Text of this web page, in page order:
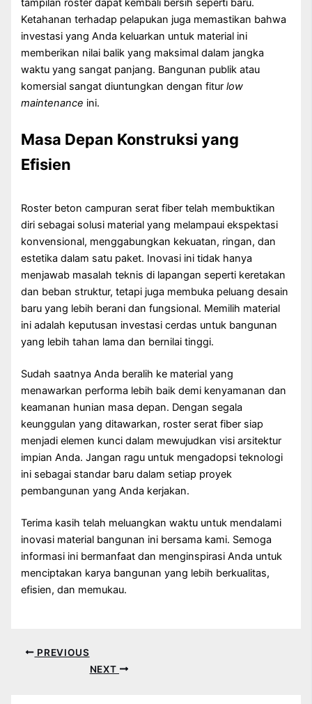
tampilan roster dapat kembali bersih seperti baru.
Ketahanan terhadap pelapukan juga memastikan bahwa
investasi yang Anda keluarkan untuk material ini
memberikan nilai balik yang maksimal dalam jangka
waktu yang sangat panjang. Bangunan publik atau
komersial sangat diuntungkan dengan fiturlow
maintenance ini.
Masa Depan Konstruksi yang
Efisien
Roster beton campuran serat fiber telah membuktikan
diri sebagai solusi material yang melampaui ekspektasi
konvensional, menggabungkan kekuatan, ringan, dan
estetika dalam satu paket. Inovasi ini tidak hanya
menjawab masalah teknis di lapangan seperti keretakan
dan beban struktur, tetapi juga membuka peluang desain
baru yang lebih berani dan fungsional. Memilih material
ini adalah keputusan investasi cerdas untuk bangunan
yang lebih tahan lama dan bernilai tinggi.
Sudah saatnya Anda beralih ke material yang
menawarkan performa lebih baik demi kenyamanan dan
keamanan hunian masa depan. Dengan segala
keunggulan yang ditawarkan, roster serat fiber siap
menjadi elemen kunci dalam mewujudkan visi arsitektur
impian Anda. Jangan ragu untuk mengadopsi teknologi
ini sebagai standar baru dalam setiap proyek
pembangunan yang Anda kerjakan.
Terima kasih telah meluangkan waktu untuk mendalami
inovasi material bangunan ini bersama kami. Semoga
informasi ini bermanfaat dan menginspirasi Anda untuk
menciptakan karya bangunan yang lebih berkualitas,
efisien, dan memukau.
PREVIOUS
NEXT